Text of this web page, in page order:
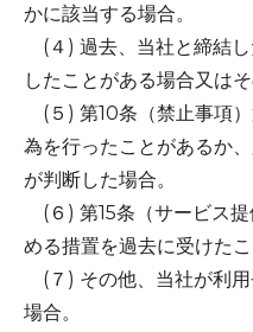
かに該当する場合。
(４) 過去、当社と締結
したことがある場合又は
(５) 第10条（禁止事項
為を行ったことがあるか
が判断した場合。
(６) 第15条（サービス
める措置を過去に受けたこ
(７) その他、当社が利
場合。